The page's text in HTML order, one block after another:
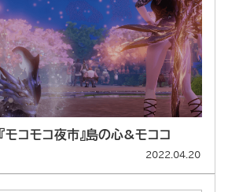
コモコ夜市』島の心&モココ
2022.04.20